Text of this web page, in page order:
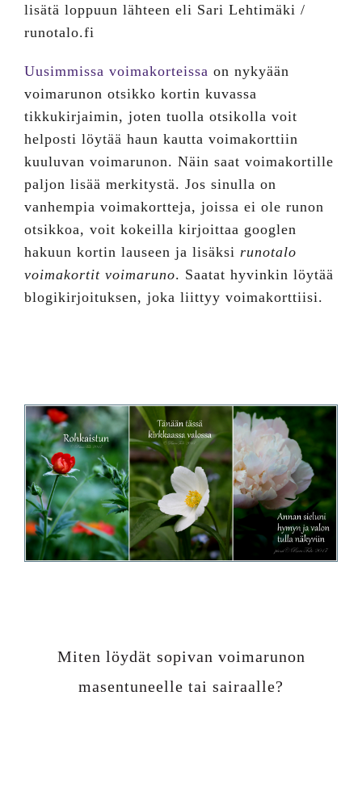
lisätä loppuun lähteen eli Sari Lehtimäki /
runotalo.fi
Uusimmissa voimakorteissa on nykyään
voimarunon otsikko kortin kuvassa
tikkukirjaimin, joten tuolla otsikolla voit
helposti löytää haun kautta voimakorttiin
kuuluvan voimarunon. Näin saat voimakortille
paljon lisää merkitystä. Jos sinulla on
vanhempia voimakortteja, joissa ei ole runon
otsikkoa, voit kokeilla kirjoittaa googlen
hakuun kortin lauseen ja lisäksi runotalo
voimakortit voimaruno. Saatat hyvinkin löytää
blogikirjoituksen, joka liittyy voimakorttiisi.
Miten löydät sopivan voimarunon
masentuneelle tai sairaalle?